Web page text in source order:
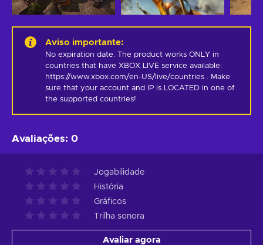
Aviso importante:
No expiration date. The product works ONLY in
countries that have XBOX LIVE service available:
https://www.xbox.com/en-US/live/countries . Make
sure that your account and IP is LOCATED in one of
the supported countries!
Avaliações: 0
Jogabilidade
História
Gráficos
Trilha sonora
Avaliar agora